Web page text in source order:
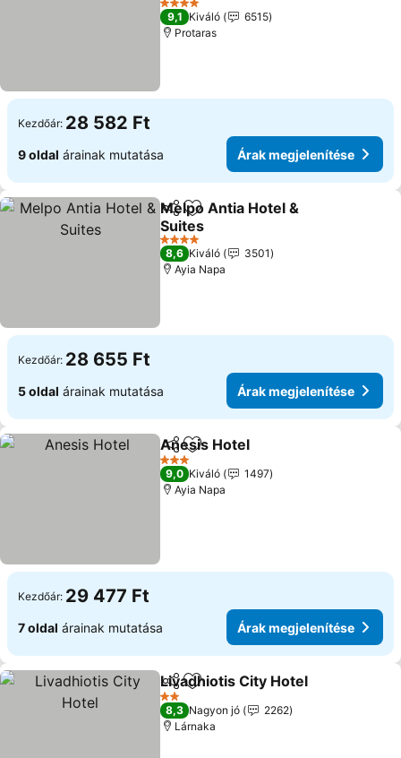
4 Kategória
9,1 Kiváló
6515
Protaras
Kezdőár: 28 582 Ft
9 oldal árainak mutatása Árak megjelenítése
Megosztás
Hozzáadás a kedvencekhez
Melpo Antia Hotel &
Suites
4 Kategória
8,6 Kiváló
3501
Ayia Napa
Kezdőár: 28 655 Ft
5 oldal árainak mutatása Árak megjelenítése
Megosztás
Hozzáadás a kedvencekhez
Anesis Hotel
3 Kategória
9,0 Kiváló
1497
Ayia Napa
Kezdőár: 29 477 Ft
7 oldal árainak mutatása Árak megjelenítése
Megosztás
Hozzáadás a kedvencekhez
Livadhiotis City Hotel
2 Kategória
8,3 Nagyon jó
2262
Lárnaka